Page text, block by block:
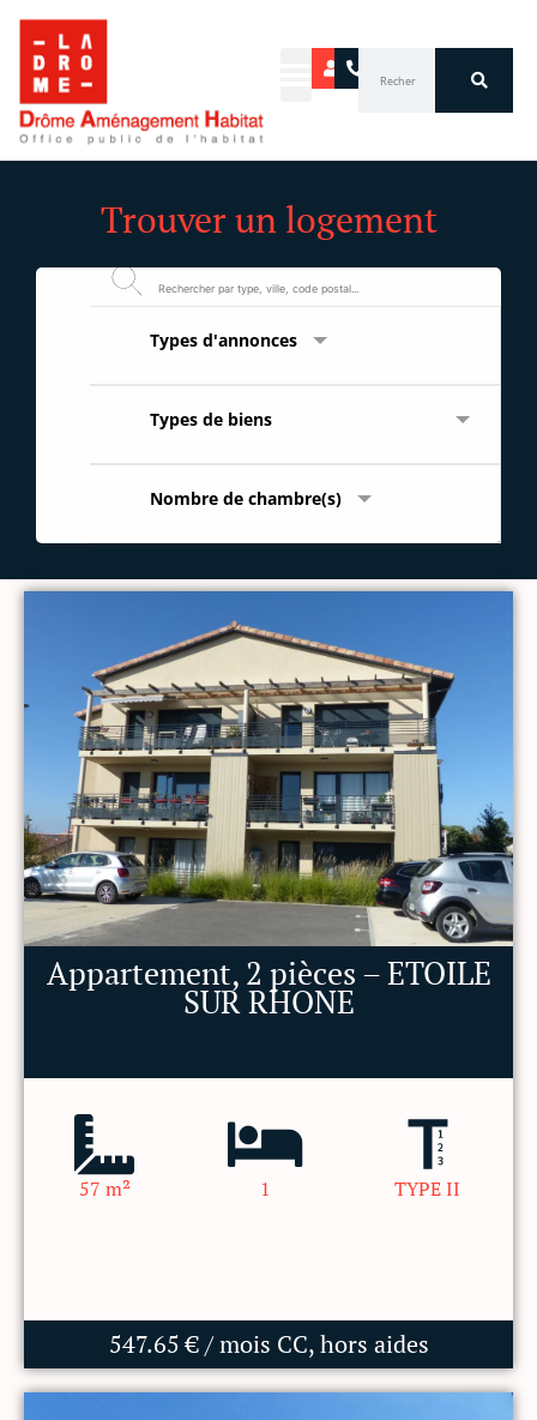
Aller
contenu
Trouver un logement
Types
Types d'annonces
Types
biens
Types de biens
Nombre
chambre(s)
Nombre de chambre(s)
Appartement, 2 pièces – ETOILE
SUR RHONE
57 m² 1 TYPE II
547.65 € / mois CC, hors aides